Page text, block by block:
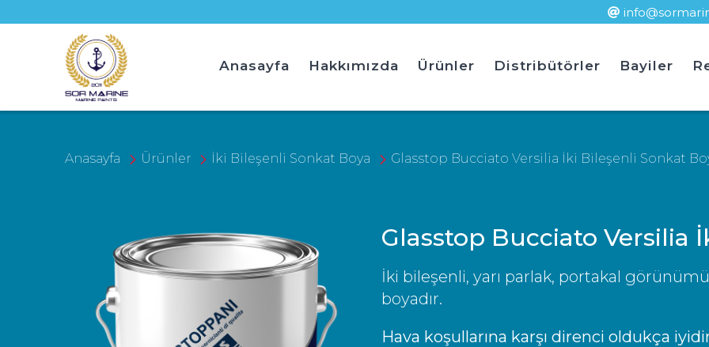
Anasayfa Hakkımızda Ürünler Distribütörler Bayiler
Anasayfa Ürünler İki Bileşenli Sonkat Boya Glasstop Bucciato Versilia İki Bileşenli Sonkat
Glasstop Bucciato Versilia
İki bileşenli, yarı parlak, portakal
boyadır.
Hava koşullarına karşı direnci oldukça